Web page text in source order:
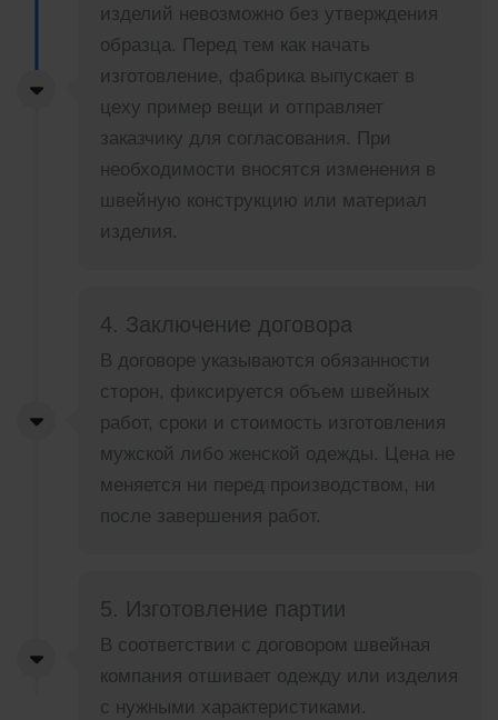
изделий невозможно без утверждения
образца. Перед тем как начать
изготовление, фабрика выпускает в
цеху пример вещи и отправляет
заказчику для согласования. При
необходимости вносятся изменения в
швейную конструкцию или материал
изделия.
4. Заключение договора
В договоре указываются обязанности
сторон, фиксируется объем швейных
работ, сроки и стоимость изготовления
мужской либо женской одежды. Цена не
меняется ни перед производством, ни
после завершения работ.
5. Изготовление партии
В соответствии с договором швейная
компания отшивает одежду или изделия
с нужными характеристиками.